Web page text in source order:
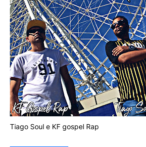
Tiago Soul e KF gospel Rap